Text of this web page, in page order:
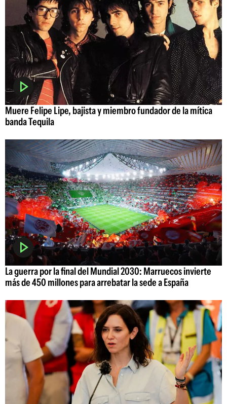
Muere Felipe Lipe, bajista y miembro fundador de la mítica
banda Tequila
La guerra por la final del Mundial 2030: Marruecos invierte
más de 450 millones para arrebatar la sede a España